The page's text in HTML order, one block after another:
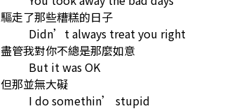
驅走了那些糟糕的日子
Didn’t always treat you right
盡管我對你不總是那麼如意
But it was OK
但那並無大礙
I do somethin’ stupid